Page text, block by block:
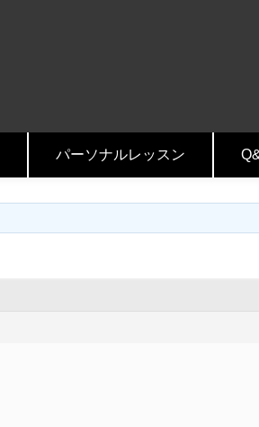
パーソナルレッスン